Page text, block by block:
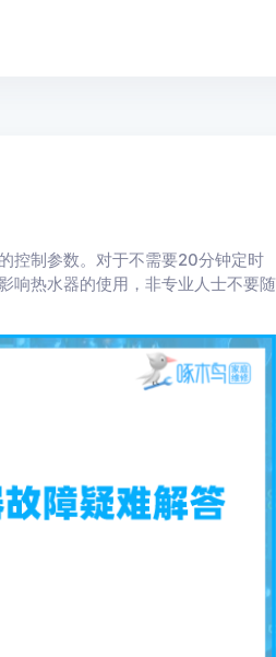
控制参数。对于不需要20分钟定时
响热水器的使用，非专业人士不要随